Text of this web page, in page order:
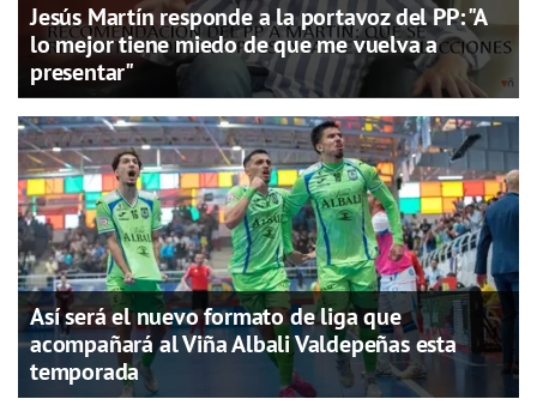
Jesús Martín responde a la portavoz del PP: "A
lo mejor tiene miedo de que me vuelva a
presentar"
Así será el nuevo formato de liga que
acompañará al Viña Albali Valdepeñas esta
temporada